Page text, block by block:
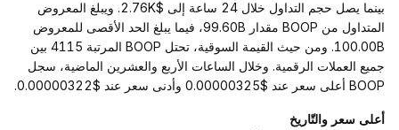
بينما يصل حجم التداول خلال 24 ساعة إلى $2.76K. ويبلغ المعروض
المتداول من BOOP مقدار 99.60B، فيما يبلغ الحد الأقصى للمعروض
100.00B. ومن حيث القيمة السوقية، تحتل BOOP المرتبة 4115 بين
جميع العملات الرقمية. وخلال الساعات الأربع والعشرين الماضية، سجل
BOOP أعلى سعر عند $0.00000325 وأدنى سعر عند $0.00000322.
أعلى سعر والتّاريخ